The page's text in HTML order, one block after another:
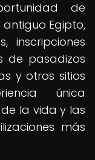
de
Egipto,
inscripciones
de pasadizos
y otros sitios
única
la vida y las
más